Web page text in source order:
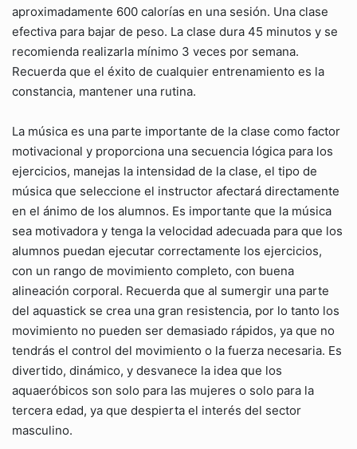
aproximadamente 600 calorías en una sesión. Una clase
efectiva para bajar de peso. La clase dura 45 minutos y se
recomienda realizarla mínimo 3 veces por semana.
Recuerda que el éxito de cualquier entrenamiento es la
constancia, mantener una rutina.
La música es una parte importante de la clase como factor
motivacional y proporciona una secuencia lógica para los
ejercicios, manejas la intensidad de la clase, el tipo de
música que seleccione el instructor afectará directamente
en el ánimo de los alumnos. Es importante que la música
sea motivadora y tenga la velocidad adecuada para que los
alumnos puedan ejecutar correctamente los ejercicios,
con un rango de movimiento completo, con buena
alineación corporal. Recuerda que al sumergir una parte
del aquastick se crea una gran resistencia, por lo tanto los
movimiento no pueden ser demasiado rápidos, ya que no
tendrás el control del movimiento o la fuerza necesaria. Es
divertido, dinámico, y desvanece la idea que los
aquaeróbicos son solo para las mujeres o solo para la
tercera edad, ya que despierta el interés del sector
masculino.